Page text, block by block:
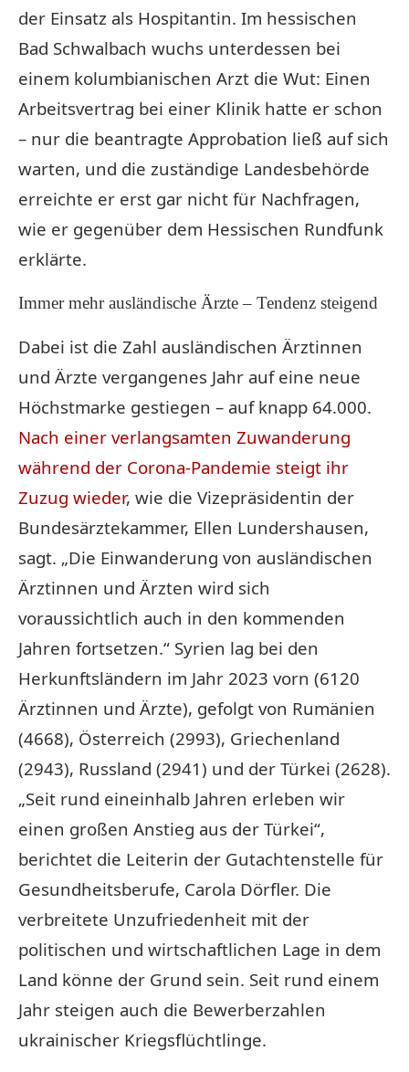
der Einsatz als Hospitantin. Im hessischen
Bad Schwalbach wuchs unterdessen bei
einem kolumbianischen Arzt die Wut: Einen
Arbeitsvertrag bei einer Klinik hatte er schon
– nur die beantragte Approbation ließ auf sich
warten, und die zuständige Landesbehörde
erreichte er erst gar nicht für Nachfragen,
wie er gegenüber dem Hessischen Rundfunk
erklärte.
Immer mehr ausländische Ärzte – Tendenz steigend
Dabei ist die Zahl ausländischen Ärztinnen
und Ärzte vergangenes Jahr auf eine neue
Höchstmarke gestiegen – auf knapp 64.000.
Nach einer verlangsamten Zuwanderung
während der Corona-Pandemie steigt ihr
Zuzug wieder, wie die Vizepräsidentin der
Bundesärztekammer, Ellen Lundershausen,
sagt. „Die Einwanderung von ausländischen
Ärztinnen und Ärzten wird sich
voraussichtlich auch in den kommenden
Jahren fortsetzen.“ Syrien lag bei den
Herkunftsländern im Jahr 2023 vorn (6120
Ärztinnen und Ärzte), gefolgt von Rumänien
(4668), Österreich (2993), Griechenland
(2943), Russland (2941) und der Türkei (2628).
„Seit rund eineinhalb Jahren erleben wir
einen großen Anstieg aus der Türkei“,
berichtet die Leiterin der Gutachtenstelle für
Gesundheitsberufe, Carola Dörfler. Die
verbreitete Unzufriedenheit mit der
politischen und wirtschaftlichen Lage in dem
Land könne der Grund sein. Seit rund einem
Jahr steigen auch die Bewerberzahlen
ukrainischer Kriegsflüchtlinge.